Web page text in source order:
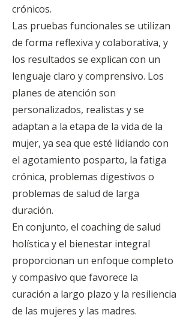
crónicos.
Las pruebas funcionales se utilizan
de forma reflexiva y colaborativa, y
los resultados se explican con un
lenguaje claro y comprensivo. Los
planes de atención son
personalizados, realistas y se
adaptan a la etapa de la vida de la
mujer, ya sea que esté lidiando con
el agotamiento posparto, la fatiga
crónica, problemas digestivos o
problemas de salud de larga
duración.
En conjunto, el coaching de salud
holística y el bienestar integral
proporcionan un enfoque completo
y compasivo que favorece la
curación a largo plazo y la resiliencia
de las mujeres y las madres.